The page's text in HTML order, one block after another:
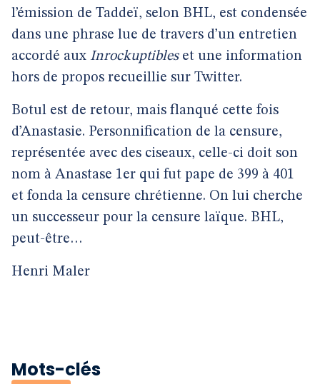
l’émission de Taddeï, selon BHL, est condensée
dans une phrase lue de travers d’un entretien
accordé aux Inrockuptibleset une information
hors de propos recueillie sur Twitter.
Botul est de retour, mais flanqué cette fois
d’Anastasie. Personnification de la censure,
représentée avec des ciseaux, celle-ci doit son
nom à Anastase 1er qui fut pape de 399 à 401
et fonda la censure chrétienne. On lui cherche
un successeur pour la censure laïque. BHL,
peut-être…
Henri Maler
Mots-clés